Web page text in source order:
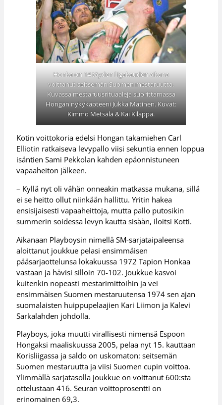
Honka on 14 täyden liigakauden aikana
voittanut seitsemän Suomen mestaruutta.
Kuvassa mestaruusrituaaleja suorittamassa
Hongan nykykapteeni Jukka Matinen. Kuvat:
Kimmo Metsälä & Kai Kilappa.
Kotin voittokoria edelsi Hongan takamiehen Carl
Elliotin ratkaiseva levypallo viisi sekuntia ennen loppua
isäntien Sami Pekkolan kahden epäonnistuneen
vapaaheiton jälkeen.
– Kyllä nyt oli vähän onneakin matkassa mukana, sillä
ei se heitto ollut niinkään hallittu. Yritin hakea
ensisijaisesti vapaaheittoja, mutta pallo putosikin
summerin soidessa levyn kautta sisään, iloitsi Kotti.
Aikanaan Playboysin nimellä SM-sarjataipaleensa
aloittanut joukkue pelasi ensimmäisen
pääsarjaottelunsa lokakuussa 1972 Tapion Honkaa
vastaan ja hävisi silloin 70-102. Joukkue kasvoi
kuitenkin nopeasti mestarimittoihin ja vei
ensimmäisen Suomen mestaruutensa 1974 sen ajan
suomalaisten huippupelaajien Kari Liimon ja Kalevi
Sarkalahden johdolla.
Playboys, joka muutti virallisesti nimensä Espoon
Hongaksi maaliskuussa 2005, pelaa nyt 15. kauttaan
Korisliigassa ja saldo on uskomaton: seitsemän
Suomen mestaruutta ja viisi Suomen cupin voittoa.
Ylimmällä sarjatasolla joukkue on voittanut 600:sta
ottelustaan 416. Seuran voittoprosentti on
erinomainen 69,3.